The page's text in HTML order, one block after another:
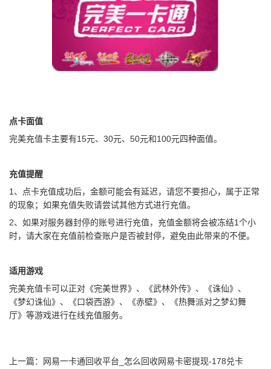
点卡面值
完美充值卡主要有15元、30元、50元和100元四种面值。
充值提醒
1、点卡充值成功后，金额可能会有延迟，请您不要担心，属于正常
的现象；如果充值失败请尝试其他方式进行充值。
2、如果对服务器封停的账号进行充值，充值金额将会被冻结1个小
时，请大家在充值前检查账户是否被封停，避免由此带来的不便。
适用游戏
完美充值卡可以正对《完美世界》、《武林外传》、《诛仙》、
《梦幻诛仙》、《口袋西游》、《赤壁》、《热舞派对之梦幻舞
厅》等游戏进行在线充值服务。
上一篇： 网易一卡通回收平台_怎么回收网易卡密提现-178兑卡